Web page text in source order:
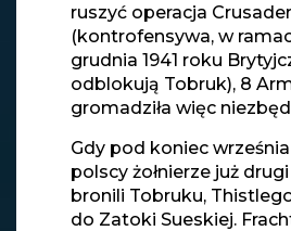
ruszyć operacja Crusader
(kontrofensywa, w
grudnia 1941 roku
odblokują Tobruk), 8
gromadziła więc
Gdy pod koniec września
polscy żołnierze już
bronili Tobruku,
do Zatoki Sueskiej.